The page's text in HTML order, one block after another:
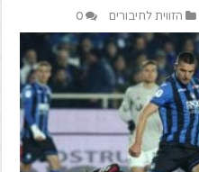
הזווית לחיבורים 0